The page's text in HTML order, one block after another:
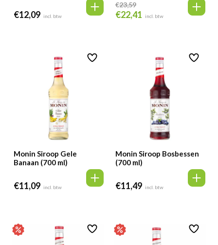
€12,09 incl. btw
€23,59
Oorspronkelijke
€22,41 Huidige
incl. btw
Monin Siroop Gele
Banaan (700 ml)
€11,09 incl. btw
Monin Siroop Bosbessen
(700 ml)
€11,49 incl. btw